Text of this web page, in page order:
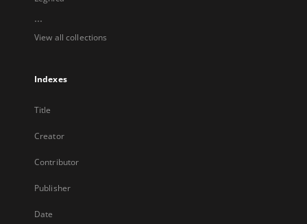
...
View all collections
Indexes
Title
Creator
Contributor
Publisher
Date